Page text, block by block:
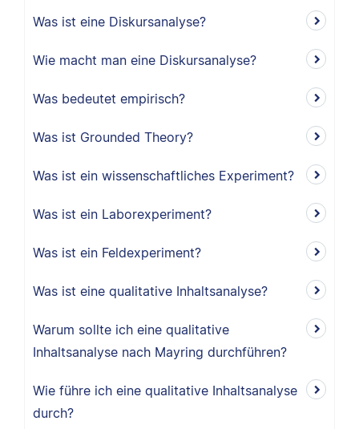
Was ist eine Diskursanalyse?
Wie macht man eine Diskursanalyse?
Was bedeutet empirisch?
Was ist Grounded Theory?
Was ist ein wissenschaftliches Experiment?
Was ist ein Laborexperiment?
Was ist ein Feldexperiment?
Was ist eine qualitative Inhaltsanalyse?
Warum sollte ich eine qualitative
Inhaltsanalyse nach Mayring durchführen?
Wie führe ich eine qualitative Inhaltsanalyse
durch?